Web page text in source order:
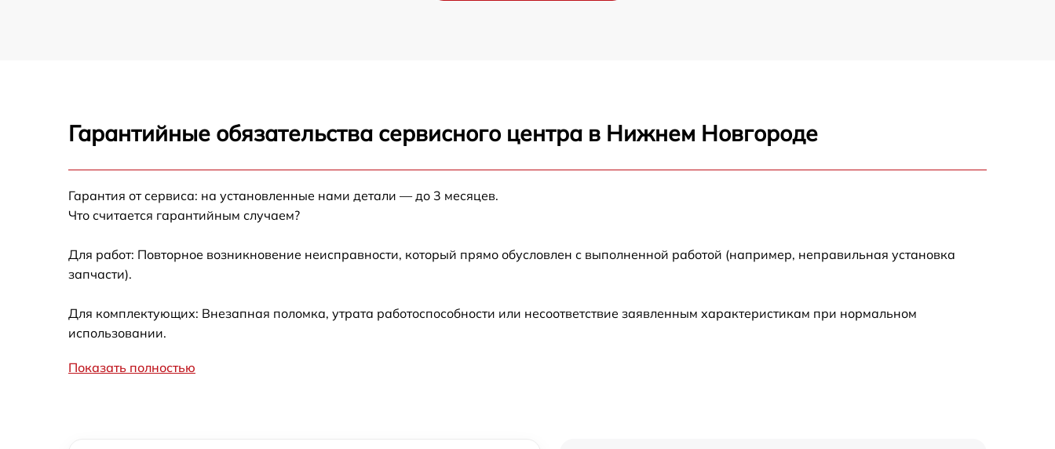
Гарантийные обязательства сервисного центра в Нижнем Новгороде
Гарантия от сервиса: на установленные нами детали — до 3 месяцев.
Что считается гарантийным случаем?
Для работ: Повторное возникновение неисправности, который прямо обусловлен с выполненной работой (например, неправильная установка
запчасти).
Для комплектующих: Внезапная поломка, утрата работоспособности или несоответствие заявленным характеристикам при нормальном
использовании.
Показать полностью